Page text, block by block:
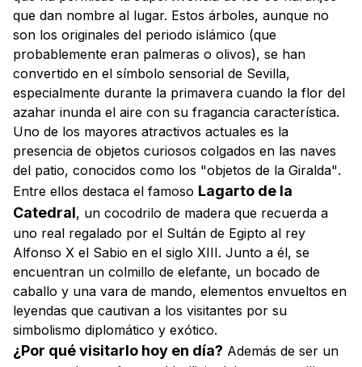
que dan nombre al lugar. Estos árboles, aunque no
son los originales del periodo islámico (que
probablemente eran palmeras o olivos), se han
convertido en el símbolo sensorial de Sevilla,
especialmente durante la primavera cuando la flor del
azahar inunda el aire con su fragancia característica.
Uno de los mayores atractivos actuales es la
presencia de objetos curiosos colgados en las naves
del patio, conocidos como los "objetos de la Giralda".
Entre ellos destaca el famoso Lagarto de la
Catedral, un cocodrilo de madera que recuerda a
uno real regalado por el Sultán de Egipto al rey
Alfonso X el Sabio en el siglo XIII. Junto a él, se
encuentran un colmillo de elefante, un bocado de
caballo y una vara de mando, elementos envueltos en
leyendas que cautivan a los visitantes por su
simbolismo diplomático y exótico.
¿Por qué visitarlo hoy en día? Además de ser un